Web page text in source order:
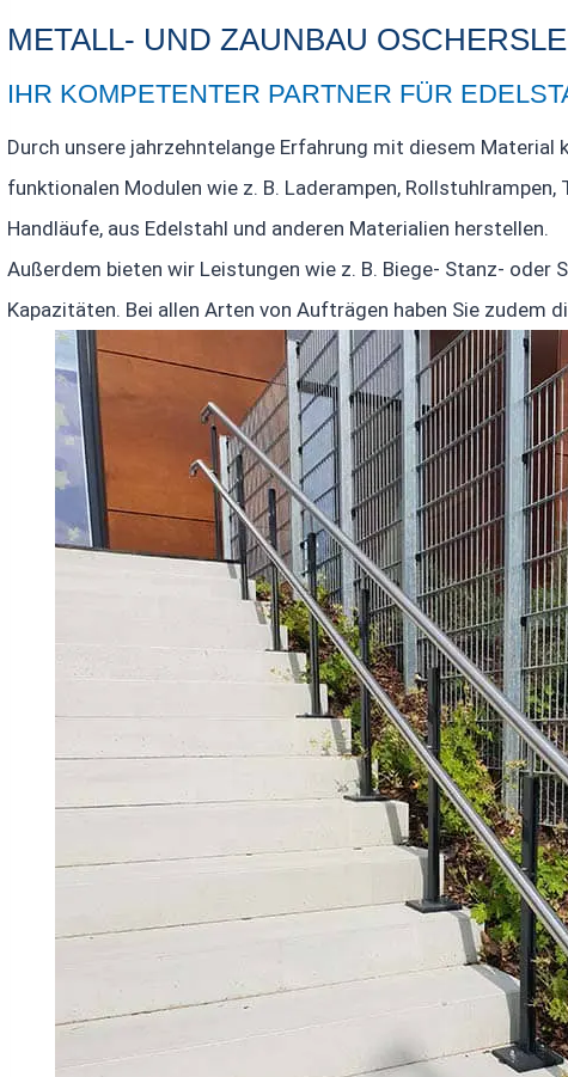
METALL- UND ZAUNBAU
IHR KOMPETENTER PARTNER FÜR
Durch unsere jahrzehntelange Erfahrung mit diesem
funktionalen Modulen wie z. B. Laderampen,
Handläufe, aus Edelstahl und anderen Materialien herstellen.
Außerdem bieten wir Leistungen wie z. B. Biege- Stanz-
Kapazitäten. Bei allen Arten von Aufträgen haben Sie zudem